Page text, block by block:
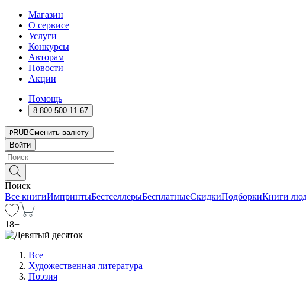
Магазин
О сервисе
Услуги
Конкурсы
Авторам
Новости
Акции
Помощь
8 800 500 11 67
RUBСменить валюту
Войти
Поиск
Все книгиИмпринтыБестселлерыБесплатныеСкидкиПодборкиКниги
18+
Все
Художественная литература
Поэзия